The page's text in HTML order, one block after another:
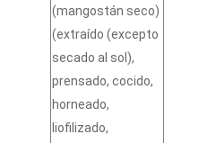
(mangostán seco)
(extraído (excepto
secado al sol),
prensado, cocido,
horneado,
liofilizado,